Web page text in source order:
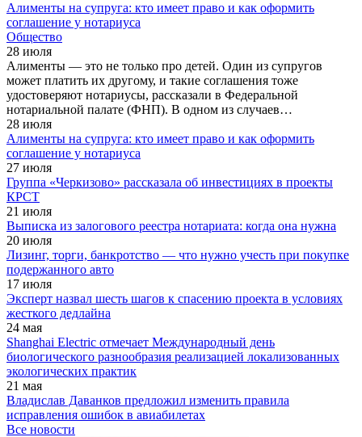
Алименты на супруга: кто имеет право и как оформить
соглашение у нотариуса
Общество
28 июля
Алименты — это не только про детей. Один из супругов
может платить их другому, и такие соглашения тоже
удостоверяют нотариусы, рассказали в Федеральной
нотариальной палате (ФНП). В одном из случаев…
28 июля
Алименты на супруга: кто имеет право и как оформить
соглашение у нотариуса
27 июля
Группа «Черкизово» рассказала об инвестициях в проекты
КРСТ
21 июля
Выписка из залогового реестра нотариата: когда она нужна
20 июля
Лизинг, торги, банкротство — что нужно учесть при покупке
подержанного авто
17 июля
Эксперт назвал шесть шагов к спасению проекта в условиях
жесткого дедлайна
24 мая
Shanghai Electric отмечает Международный день
биологического разнообразия реализацией локализованных
экологических практик
21 мая
Владислав Даванков предложил изменить правила
исправления ошибок в авиабилетах
Все новости